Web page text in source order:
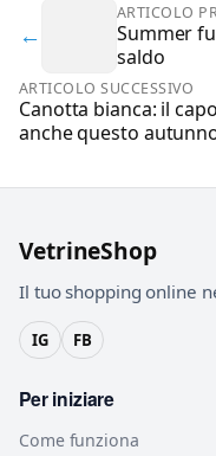
←
ARTICOLO
Summer
saldo
ARTICOLO SUCCESSIVO
Canotta bianca: il
anche questo
VetrineShop
Il tuo shopping online
IG FB
Per iniziare
Come funziona